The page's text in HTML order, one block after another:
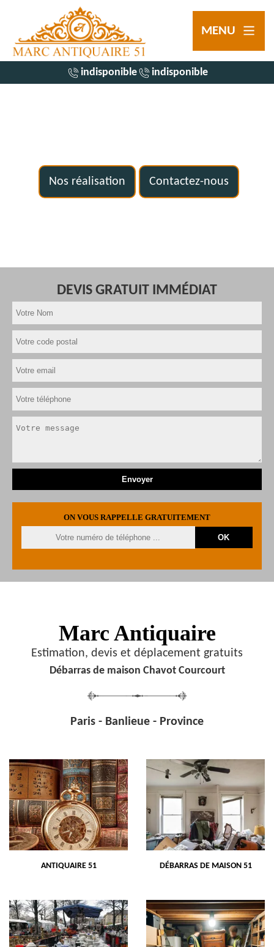
MENU
indisponible indisponible
Nos réalisation Contactez-nous
DEVIS GRATUIT IMMÉDIAT
ON VOUS RAPPELLE GRATUITEMENT
Marc Antiquaire
Estimation, devis et déplacement gratuits
Débarras de maison Chavot Courcourt
Paris - Banlieue - Province
ANTIQUAIRE 51 DÉBARRAS DE MAISON 51